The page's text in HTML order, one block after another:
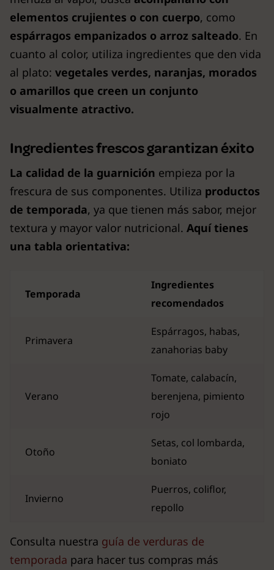
elementos crujientes o con cuerpo, como
espárragos empanizados o arroz salteado. En
cuanto al color, utiliza ingredientes que den vida
al plato: vegetales verdes, naranjas, morados
o amarillos que creen un conjunto
visualmente atractivo.
Ingredientes frescos garantizan éxito
La calidad de la guarnición empieza por la
frescura de sus componentes. Utiliza productos
de temporada, ya que tienen más sabor, mejor
textura y mayor valor nutricional. Aquí tienes
una tabla orientativa:
Temporada
Ingredientes
recomendados
Primavera
Espárragos, habas,
zanahorias baby
Verano
Tomate, calabacín,
berenjena, pimiento
rojo
Otoño
Setas, col lombarda,
boniato
Invierno
Puerros, coliflor,
repollo
Consulta nuestra guía de verduras de
temporada para hacer tus compras más